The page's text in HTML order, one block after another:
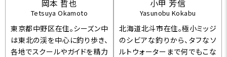
岡本 哲也
Tetsuya Okamoto
東京都中野区在住。シーズン中
は東北の渓を中心に釣り歩き、
各地でスクールやガイドを精力
小甲 芳信
Yasunobu Kokabu
北海道北斗市在住。極小ミッジ
のシビアな釣りから、タフなソ
ルトウォーターまで何でもこな